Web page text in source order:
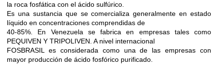
la roca fosfática con el ácido sulfúrico.
Es una sustancia que se comercializa generalmente en estado
líquido en concentraciones comprendidas de
40-85%. En Venezuela se fabrica en empresas tales como
PEQUIVEN Y TRIPOLIVEN. A nivel internacional
FOSBRASIL es considerada como una de las empresas con
mayor producción de ácido fosfórico purificado.